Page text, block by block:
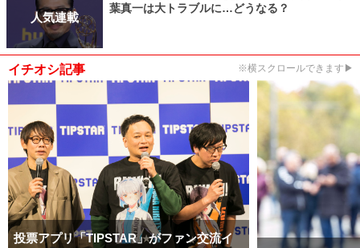
人気連載
葉真一は大トラブルに…どうなる？
イチオシ記事 ※横スクロールできます▶
投票アプリ「TIPSTAR」がファン交流イ